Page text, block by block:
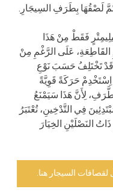
لَصْقُهَا بِطَرَفِ السِيجَارِ.
إِزَالَةُ 2-3 مِيلِيمِتْرٍ فَقَطْ مِنْ هَذَا
القَاطِعَةِ، عَلَى الرَّغْمِ مِنْ
قَدْ تَخْتَلِفُ حَسَبَ نَوْعِ
اِسْتَخْدِمْ حَرَكَةً قَوِيَّةً
لِأَنَّ هَذَا سَيَمْنَعُ
فِي التَّدْخِينِ، تُعْتَبَرُ
النَصْلَيْنِ الخِيَارَ
لقصافات السيجار هنا.